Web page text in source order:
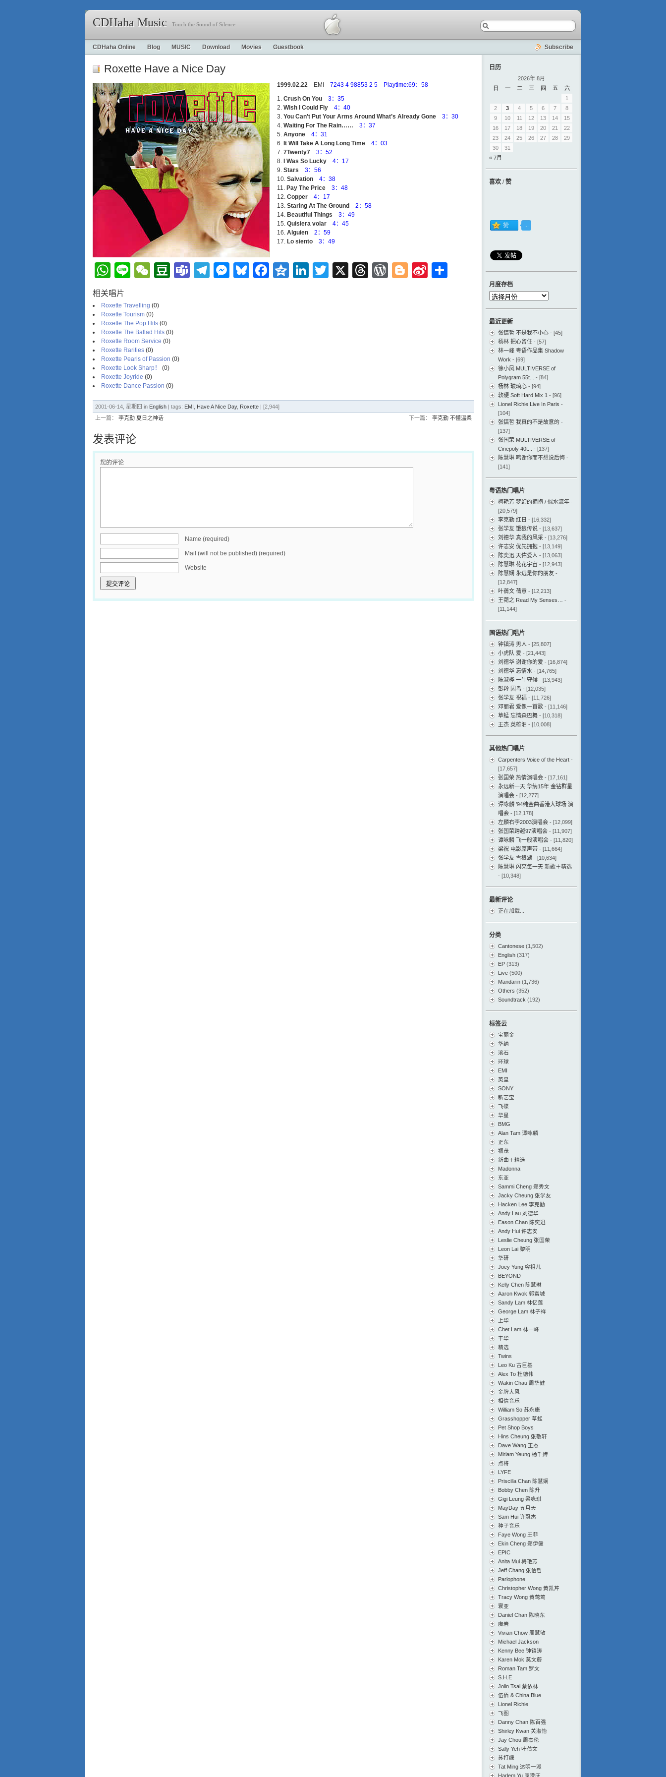
CDHaha Music Touch the Sound of Silence
CDHaha Online Blog MUSIC Download Movies Guestbook Subscribe
Roxette Have a Nice Day
1999.02.22 EMI 7243 4 98853 2 5 Playtime:69：58
Crush On You
3：35
Wish I Could Fly
4：40
You Can’t Put Your Arms Around What’s Already Gone
3：30
Waiting For The Rain……
3：37
Anyone
4：31
It Will Take A Long Long Time
4：03
7Twenty7
3：52
I Was So Lucky
4：17
Stars
3：56
Salvation
4：38
Pay The Price
3：48
Copper
4：17
Staring At The Ground
2：58
Beautiful Things
3：49
Quisiera volar
4：45
Alguien
2：59
Lo siento
3：49
WhatsApp
LineWeChat
Douban
TeamsTelegram
Messenger
Bluesky
Facebook
Qzone
LinkedIn
Twitter
X Threads
WordPress
Blogger
Sina
相关唱片
Roxette Travelling (0)
Roxette Tourism (0)
Roxette The Pop Hits (0)
Roxette The Ballad Hits (0)
Roxette Room Service (0)
Roxette Rarities (0)
Roxette Pearls of Passion (0)
Roxette Look Sharp！
(0)
Roxette Joyride (0)
Roxette Dance Passion (0)
2001-06-14, 星期四 in English | tags: EMI Have A Nice Day, Roxette | [2,944]
上一篇： 李克勤 夏日之神话 下一篇： 李克勤 不懂温柔
发表评论
您的评论
Name (required)
Mail (will not be published) (required)
Website
日历
2026年 8月
日
一 二 三 四 五
六
1
2
3 4 5 6 7
8
9
10 11 12 13 14
15
16
17 18 19 20 21
22
23
24 25 26 27 28
29
30
31
« 7月
喜欢 / 赞
月度存档
月
档
最近更新
张镐哲 不是我不小心 - [45]
杨林 把心留住 - [57]
林一峰 粤语作品集 Shadow
Work - [69]
徐小凤 MULTIVERSE of
Polygram 55t...
- [84]
杨林 玻璃心 - [94]
软硬 Soft Hard Mix 1 - [96]
Lionel Richie Live In Paris -
[104]
张镐哲 我真的不是故意的 -
[137]
张国荣 MULTIVERSE of
Cinepoly 40t...
- [137]
陈慧琳 鸣谢你而不想说后悔 -
[141]
粤语热门唱片
梅艳芳 梦幻的拥抱 / 似水流年 -
[20,579]
李克勤 红日 - [16,332]
张学友 饿狼传说 - [13,637]
刘德华 真我的风采 - [13,276]
许志安 优先拥抱 - [13,149]
陈奕迅 天佑爱人 - [13,063]
陈慧琳 花花宇宙 - [12,943]
陈慧娴 永远是你的朋友 -
[12,847]
叶蒨文 蒨意 - [12,213]
王菀之 Read My Senses…
-
[11,144]
国语热门唱片
钟镇涛 男人 - [25,807]
小虎队 爱 - [21,443]
刘德华 谢谢你的爱 - [16,874]
刘德华 忘情水 - [14,765]
陈淑桦 一生守候 - [13,943]
彭羚 囚鸟 - [12,035]
张学友 祝福 - [11,726]
邓丽君 爱像一首歌 - [11,146]
草蜢 忘情森巴舞 - [10,318]
王杰 英雄泪 - [10,008]
其他热门唱片
Carpenters Voice of the Heart -
[17,657]
张国荣 热情演唱会 - [17,161]
永远新一天 华纳15年 金钻群星
演唱会 - [12,277]
谭咏麟 ’94纯金曲香港大球场 演
唱会 - [12,178]
左麟右李2003演唱会 - [12,099]
张国荣跨越97演唱会 - [11,907]
谭咏麟 飞一般演唱会 - [11,820]
梁祝 电影原声带 - [11,664]
张学友 雪狼湖 - [10,634]
陈慧琳 闪亮每一天 新歌＋精选
- [10,348]
最新评论
正在加载...
分类
Cantonese (1,502)
English (317)
EP (313)
Live (500)
Mandarin (1,736)
Others (352)
Soundtrack (192)
标签云
宝丽金
华纳
滚石
环球
EMI
英皇
SONY
新艺宝
飞碟
华星
BMG
Alan Tam 谭咏麟
正东
福茂
新曲＋精选
Madonna
东亚
Sammi Cheng 郑秀文
Jacky Cheung 张学友
Hacken Lee 李克勤
Andy Lau 刘德华
Eason Chan 陈奕迅
Andy Hui 许志安
Leslie Cheung 张国荣
Leon Lai 黎明
华研
Joey Yung 容祖儿
BEYOND
Kelly Chen 陈慧琳
Aaron Kwok 郭富城
Sandy Lam 林忆莲
George Lam 林子祥
上华
Chet Lam 林一峰
丰华
精选
Twins
Leo Ku 古巨基
Alex To 杜德伟
Wakin Chau 周华健
金牌大风
相信音乐
William So 苏永康
Grasshopper 草蜢
Pet Shop Boys
Hins Cheung 张敬轩
Dave Wang 王杰
Miriam Yeung 杨千嬅
点将
LYFE
Priscilla Chan 陈慧娴
Bobby Chen 陈升
Gigi Leung 梁咏琪
MayDay 五月天
Sam Hui 许冠杰
种子音乐
Faye Wong 王菲
Ekin Cheng 郑伊健
EPIC
Anita Mui 梅艳芳
Jeff Chang 张信哲
Parlophone
Christopher Wong 黄凯芹
Tracy Wong 黄莺莺
寰亚
Daniel Chan 陈晓东
魔岩
Vivian Chow 周慧敏
Michael Jackson
Kenny Bee 钟镇涛
Karen Mok 莫文蔚
Roman Tam 罗文
S.H.E
Jolin Tsai 蔡依林
伍佰 & China Blue
Lionel Richie
飞图
Danny Chan 陈百强
Shirley Kwan 关淑怡
Jay Chou 周杰伦
Sally Yeh 叶蒨文
苏打绿
Tat Ming 达明一派
Harlem Yu 庾澄庆